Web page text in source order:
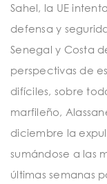
Sahel, la UE
defensa y
Senegal y Costa
perspectivas de
difíciles, sobre
marfileño,
diciembre la
sumándose a las
últimas semanas